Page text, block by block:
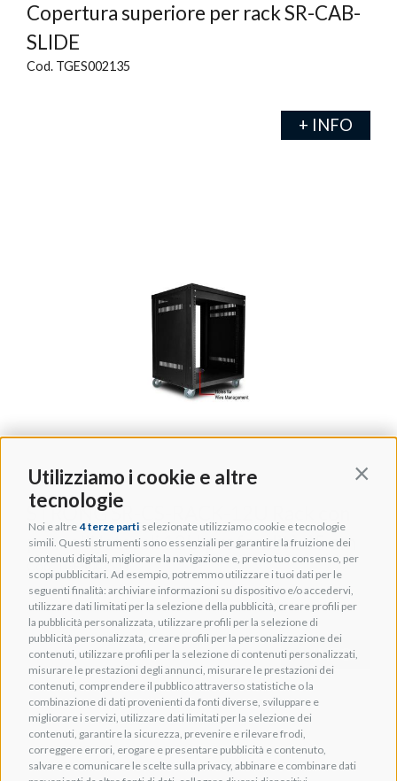
Utilizziamo i cookie e altre
tecnologie
Noi e altre 4 terze parti selezionate utilizziamo cookie e tecnologie
simili. Questi strumenti sono essenziali per garantire la fruizione dei
contenuti digitali, migliorare la navigazione e, previo tuo consenso, per
scopi pubblicitari. Ad esempio, potremmo utilizzare i tuoi dati per le
seguenti finalità: archiviare informazioni su dispositivo e/o accedervi,
utilizzare dati limitati per la selezione della pubblicità, creare profili per
la pubblicità personalizzata, utilizzare profili per la selezione di
pubblicità personalizzata, creare profili per la personalizzazione dei
contenuti, utilizzare profili per la selezione di contenuti personalizzati,
misurare le prestazioni degli annunci, misurare le prestazioni dei
contenuti, comprendere il pubblico attraverso statistiche o la
combinazione di dati provenienti da fonti diverse, sviluppare e
migliorare i servizi, utilizzare dati limitati per la selezione dei
contenuti, garantire la sicurezza, prevenire e rilevare frodi,
correggere errori, erogare e presentare pubblicità e contenuto,
salvare e comunicare le scelte sulla privacy, abbinare e combinare dati
Copertura superiore per rack SR-CAB-
SLIDE
Cod. TGES002135
+ INFO
STRONG SR-CS-RACK-12U Rack con
pannelli laterali 12U profondità 45 cm
Cod. TGES001511
+ INFO